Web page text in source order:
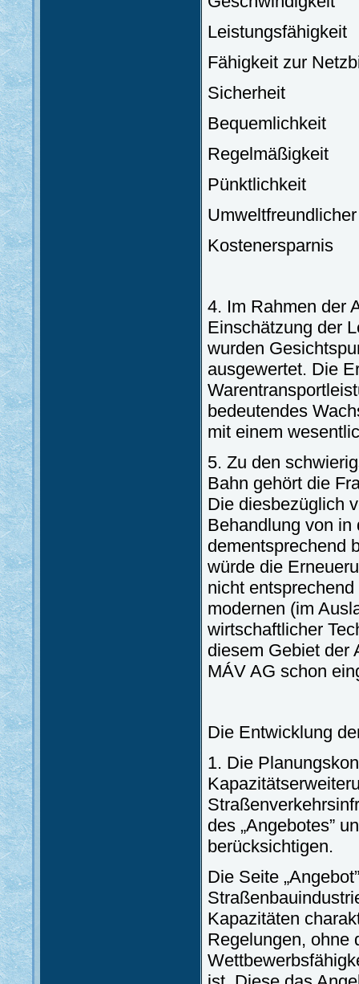
Leistungsfähigkeit
Fähigkeit zur
Pünktlichkeit
4. Im Rahmen der
Einschätzung der
wurden
ausgewertet. Die
bedeutendes
mit einem
5. Zu den
Bahn gehört die
Die diesbezüglich
Behandlung von in
dementsprechend
würde die
nicht
modernen (im
wirtschaftlicher
diesem Gebiet der
MÁV AG schon
Die Entwicklung
1. Die
des „Angebotes”
berücksichtigen.
Die Seite
Kapazitäten
Regelungen, ohne